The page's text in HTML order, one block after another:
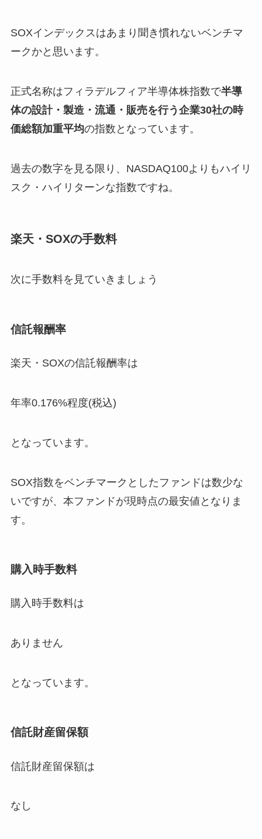
SOXインデックスはあまり聞き慣れないベンチマ
ークかと思います。
正式名称はフィラデルフィア半導体株指数で半導
体の設計・製造・流通・販売を行う企業30社の時
価総額加重平均の指数となっています。
過去の数字を見る限り、NASDAQ100よりもハイリ
スク・ハイリターンな指数ですね。
楽天・SOXの手数料
次に手数料を見ていきましょう
信託報酬率
楽天・SOXの信託報酬率は
年率0.176%程度(税込)
となっています。
SOX指数をベンチマークとしたファンドは数少な
いですが、本ファンドが現時点の最安値となりま
す。
購入時手数料
購入時手数料は
ありません
となっています。
信託財産留保額
信託財産留保額は
なし